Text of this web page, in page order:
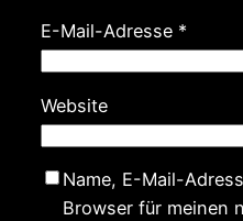
E-Mail-Adresse *
Website
Name, E-Mail-
Browser für meinen